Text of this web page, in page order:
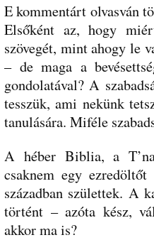
E kommentárt olvasván
Elsőként az, hogy
szövegét, mint ahogy le
– de maga a
gondolatával? A
tesszük, ami nekünk
tanulására. Miféle
A héber Biblia, a
csaknem egy
században születtek. A
történt – azóta kész,
akkor ma is?